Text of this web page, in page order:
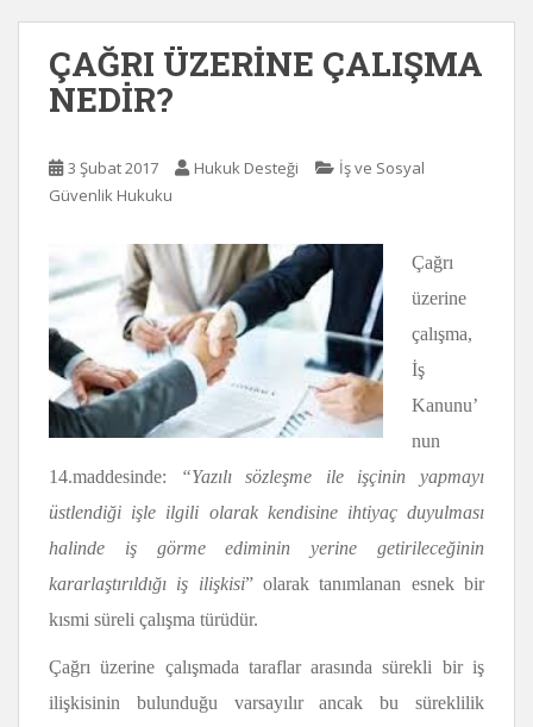
ÇAĞRI ÜZERİNE ÇALIŞMA
NEDİR?
3 Şubat 2017 Hukuk Desteği
İş ve Sosyal
Güvenlik Hukuku
Çağrı
üzerine
çalışma,
İş
Kanunu’
nun
14.maddesinde:
“Yazılı sözleşme ile işçinin yapmayı
üstlendiği işle ilgili olarak kendisine ihtiyaç duyulması
halinde iş görme ediminin yerine getirileceğinin
kararlaştırıldığı iş ilişkisi” olarak tanımlanan esnek bir
kısmi süreli çalışma türüdür.
Çağrı üzerine çalışmada taraflar arasında sürekli bir iş
ilişkisinin bulunduğu varsayılır ancak bu süreklilik